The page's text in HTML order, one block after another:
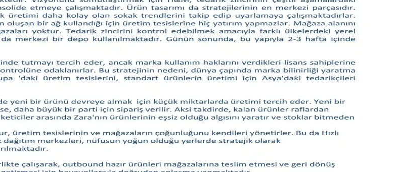
alınıyor. Kullanıcı deneyimleri ve marka önerileriyle fonksiyonel ve şık seçimler sunuluyor.
Arayışı
tipine uygun giyim önerileri detaylı şekilde ele alınmıştır. Güvenli alışveriş ve aksesuar uyumu da tartışılmıştır.
İpuçları
bulundurularak yapılmalıdır. Beanie, düz şapka ve baseball şapkaları öne çıkar.
Tasarımlar
moda unsuru olarak öne çıkıyor. Tasarımlar, mizah, protesto ve kültürel ifadelerle zenginleşiyor.
Seçimi
için idealken, geniş paça farklı tarz ve vücut tiplerine hitap eder. Düz kesimler zamansızdır.